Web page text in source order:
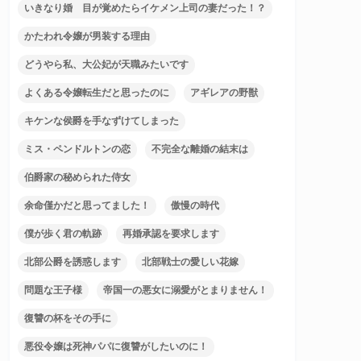
いきなり婚 目が覚めたらイケメン上司の妻だった！？
かたわれ令嬢が男装する理由
どうやら私、大公妃が天職みたいです
よくある令嬢転生だと思ったのに アギレアの野獣
キケンな侯爵を手なずけてしまった
ミス・ペンドルトンの恋 不完全な離婚の結末は
伯爵家の秘められた侍女
余命僅かだと思ってました！ 傲慢の時代
僕が歩く君の軌跡 再婚承認を要求します
北部公爵を誘惑します 北部戦士の愛しい花嫁
問題な王子様 帝国一の悪女に溺愛がとまりません！
復讐の杯をその手に
悪役令嬢は死神パパに復讐がしたいのに！